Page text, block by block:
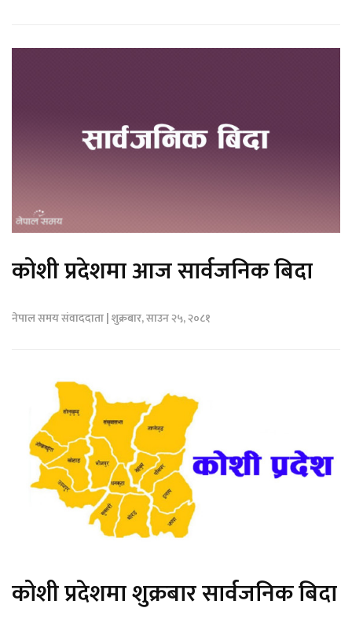
कोशी प्रदेशमा आज सार्वजनिक बिदा
नेपाल समय संवाददाता | शुक्रबार, साउन २५, २०८१
कोशी प्रदेशमा शुक्रबार सार्वजनिक बिदा